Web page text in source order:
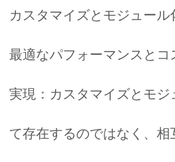
カスタマイズとモジュール
最適なパフォーマンスと
実現：カスタマイズとモ
て存在するのではなく、相